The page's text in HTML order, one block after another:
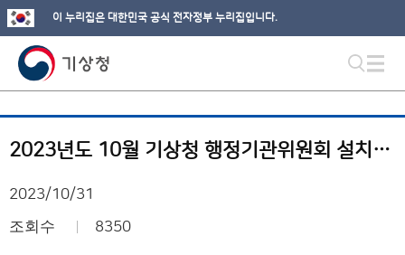
이 누리집은 대한민국 공식 전자정부 누리집입니다.
2023년도 10월 기상청 행정기관위원회 설치현황 및 활동내역서
2023/10/31
조회수 8350